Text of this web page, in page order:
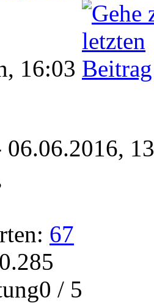
16:03
06.06.2016,
67
/ 5